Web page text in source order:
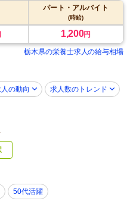
パート・アルバイト
(時給)
1,200円
栃木県の栄養士求人の給与相場
の動向 求人数のトレンド
50代活躍